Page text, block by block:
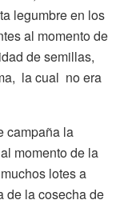
legumbre en los
al momento de
de semillas,
la cual no era
campaña la
momento de la
lotes a
de la cosecha de